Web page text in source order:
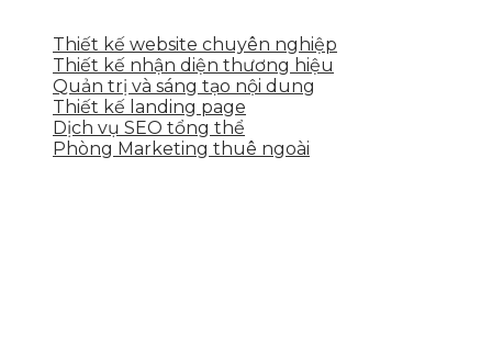
Thiết kế website chuyên nghiệp
Thiết kế nhận diện thương hiệu
Quản trị và sáng tạo nội dung
Thiết kế landing page
Dịch vụ SEO tổng thể
Phòng Marketing thuê ngoài